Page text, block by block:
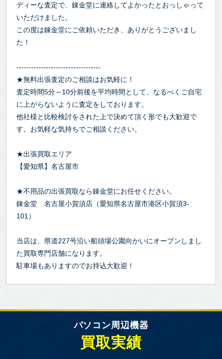
ディーな査定で、錬金堂に連絡してよかったとおっしゃって
いただけました。
この度は錬金堂にご依頼いただき、ありがとうございまし
た！
----------------------------------
★無料出張査定のご相談はお気軽に！
査定時間5分～10分前後を平均時間として、なるべくご自宅
に上がらないように査定をしております。
他社様と比較検討をされた上で決めて頂く形でも大歓迎で
す。お気軽な気持ちでご相談ください。
★出張買取エリア
【愛知県】名古屋市
★不用品の出張買取なら錬金堂にお任せください。
錬金堂 名古屋小賀須店（愛知県名古屋市港区小賀須3-
101）
当店は、県道227号沿い船頭場公園向かいにオープンしまし
た買取専門店舗になります。
駐車場もありますのでお持込大歓迎！
パソコン周辺機器
買取実績